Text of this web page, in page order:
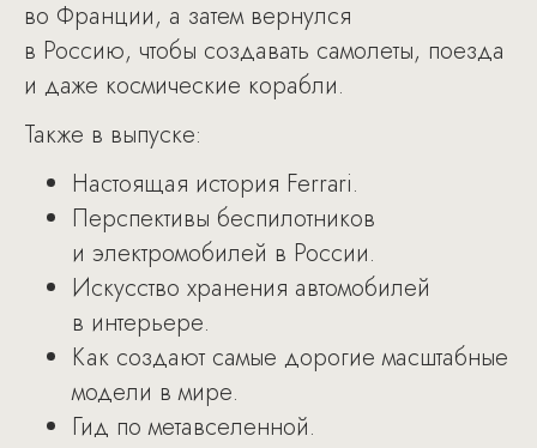
во Франции, а затем вернулся
в Россию, чтобы создавать самолеты, поезда
и даже космические корабли.
Также в выпуске:
Настоящая история Ferrari.
Перспективы беспилотников
и электромобилей в России.
Искусство хранения автомобилей
в интерьере.
Как создают самые дорогие масштабные
модели в мире.
Гид по метавселенной.